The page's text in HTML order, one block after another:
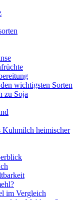
wichtigsten Sorten
zu Soja
Kuhmilch heimischer
im Vergleich